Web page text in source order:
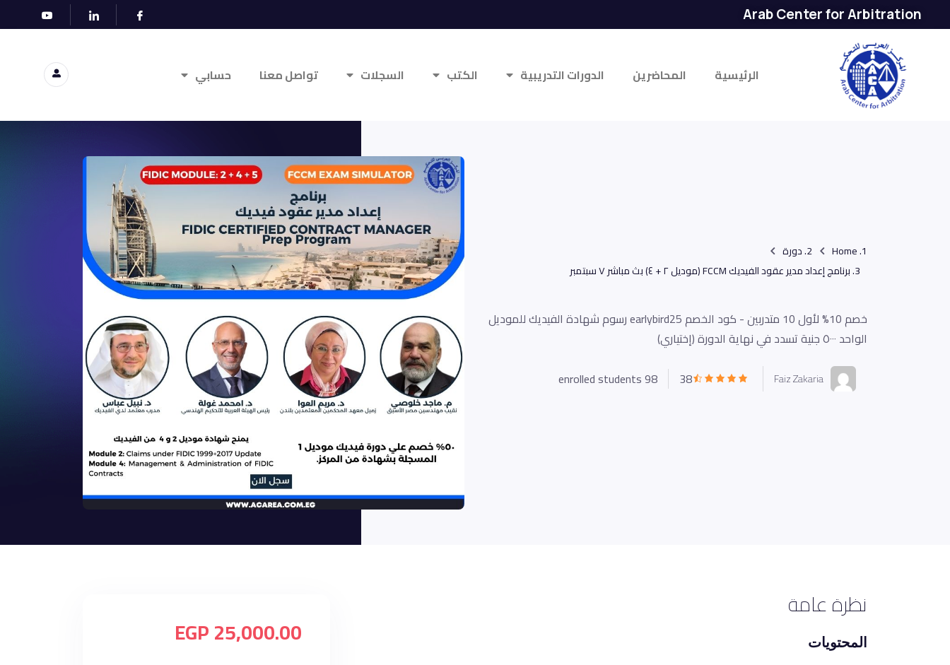
Arab Center for Arbitration
الرئيسية المحاضرين الدورات التدريبية الكتب السجلات تواصل معنا حسابي
Home
دورة
برنامج إعداد مدير عقود الفيديك FCCM (موديل ٢ + ٤) بث مباشر ٧ سبتمبر
خصم 10% لأول 10 متدربين - كود الخصم earlybird25 رسوم شهادة الفيديك للموديل
الواحد ٥٠٠٠ جنية تسدد في نهاية الدورة (إختياري)
Faiz Zakaria
38
98 enrolled students
نظرة عامة
المحتويات 25,000.00 EGP